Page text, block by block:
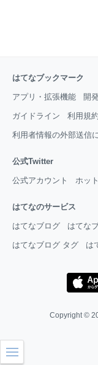
はてなブックマーク
アプリ・拡張機能 開
ガイドライン 利用規約
利用者情報の外部送信
公式Twitter
公式アカウント ホッ
はてなのサービス
はてなブログ はてな
はてなブログ タグ は
Copyright ©